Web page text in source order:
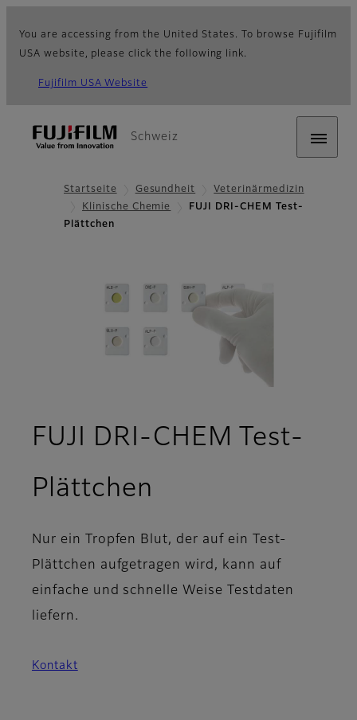
You are accessing from the United States. To browse Fujifilm
USA website, please click the following link.
Fujifilm USA Website
Schweiz
Startseite Gesundheit
Veterinärmedizin
Klinische Chemie
FUJI DRI-CHEM Test-
Plättchen
FUJI DRI-CHEM Test-
Plättchen
Nur ein Tropfen Blut, der auf ein Test-
Plättchen aufgetragen wird, kann auf
einfache und schnelle Weise Testdaten
liefern.
Kontakt